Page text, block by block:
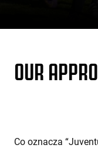
OUR
Co oznacza